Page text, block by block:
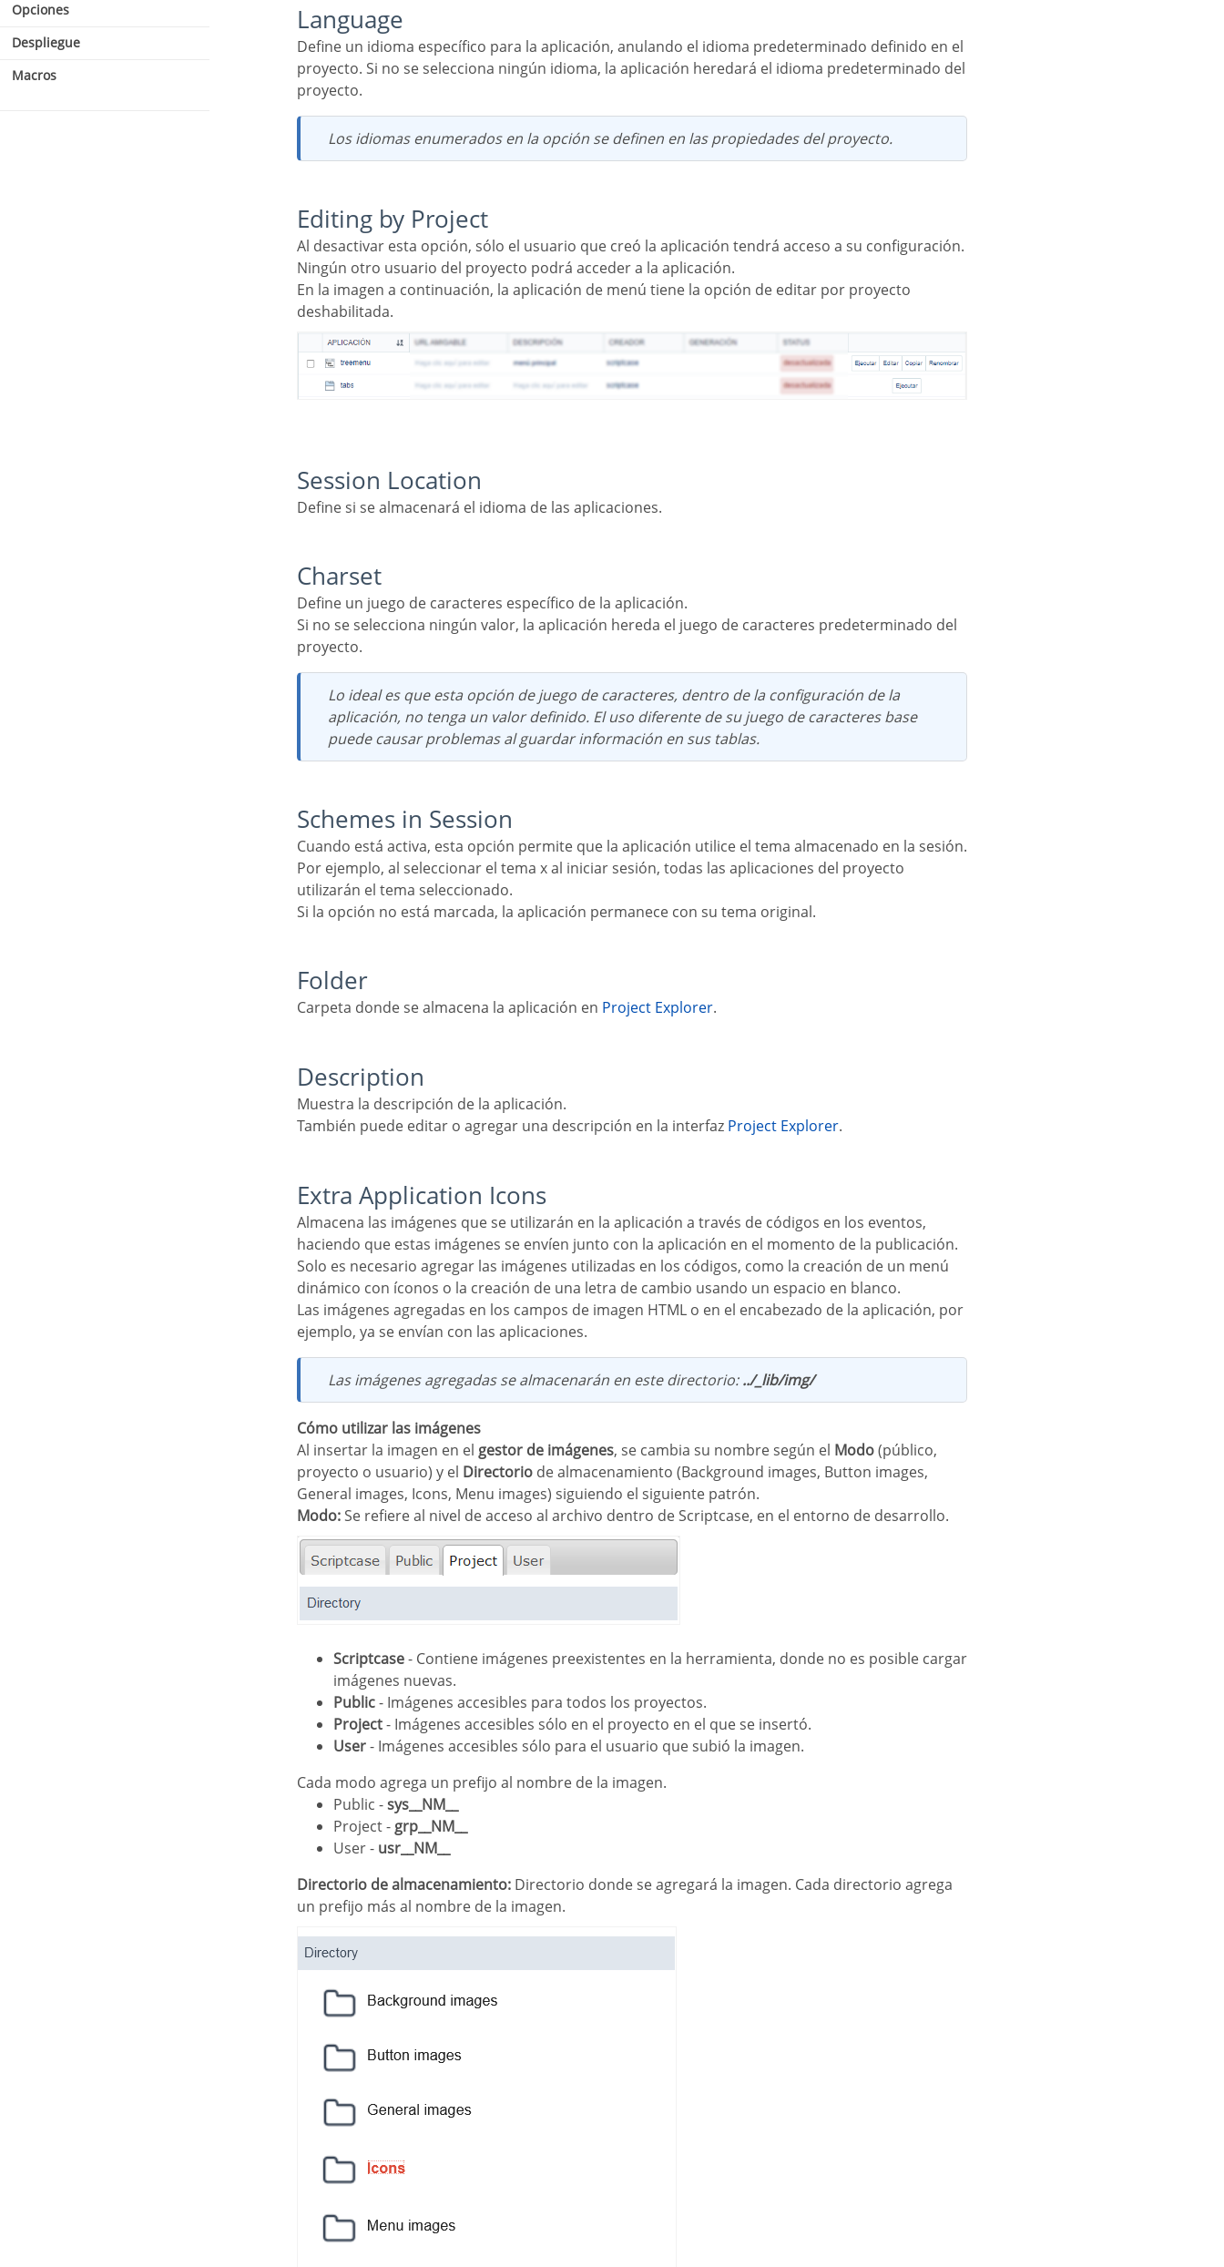
Opciones
Despliegue
Macros
Language
Define un idioma específico para la aplicación, anulando el idioma predeterminado definido en el
proyecto. Si no se selecciona ningún idioma, la aplicación heredará el idioma predeterminado del
proyecto.
Los idiomas enumerados en la opción se definen en las propiedades del proyecto.
Editing by Project
Al desactivar esta opción, sólo el usuario que creó la aplicación tendrá acceso a su configuración.
Ningún otro usuario del proyecto podrá acceder a la aplicación.
En la imagen a continuación, la aplicación de menú tiene la opción de editar por proyecto
deshabilitada.
Session Location
Define si se almacenará el idioma de las aplicaciones.
Charset
Define un juego de caracteres específico de la aplicación.
Si no se selecciona ningún valor, la aplicación hereda el juego de caracteres predeterminado del
proyecto.
Lo ideal es que esta opción de juego de caracteres, dentro de la configuración de la
aplicación, no tenga un valor definido. El uso diferente de su juego de caracteres base
puede causar problemas al guardar información en sus tablas.
Schemes in Session
Cuando está activa, esta opción permite que la aplicación utilice el tema almacenado en la sesión.
Por ejemplo, al seleccionar el tema x al iniciar sesión, todas las aplicaciones del proyecto
utilizarán el tema seleccionado.
Si la opción no está marcada, la aplicación permanece con su tema original.
Folder
Carpeta donde se almacena la aplicación en Project Explorer.
Description
Muestra la descripción de la aplicación.
También puede editar o agregar una descripción en la interfaz
Project Explorer.
Extra Application Icons
Almacena las imágenes que se utilizarán en la aplicación a través de códigos en los eventos,
haciendo que estas imágenes se envíen junto con la aplicación en el momento de la publicación.
Solo es necesario agregar las imágenes utilizadas en los códigos, como la creación de un menú
dinámico con íconos o la creación de una letra de cambio usando un espacio en blanco.
Las imágenes agregadas en los campos de imagen HTML o en el encabezado de la aplicación, por
ejemplo, ya se envían con las aplicaciones.
Las imágenes agregadas se almacenarán en este directorio:../_lib/img/
Cómo utilizar las imágenes
Al insertar la imagen en el gestor de imágenes, se cambia su nombre según el Modo(público,
proyecto o usuario) y el Directorio de almacenamiento (Background images, Button images,
General images, Icons, Menu images) siguiendo el siguiente patrón.
Modo:Se refiere al nivel de acceso al archivo dentro de Scriptcase, en el entorno de desarrollo.
Scriptcase- Contiene imágenes preexistentes en la herramienta, donde no es posible cargar
imágenes nuevas.
Public- Imágenes accesibles para todos los proyectos.
Project- Imágenes accesibles sólo en el proyecto en el que se insertó.
User- Imágenes accesibles sólo para el usuario que subió la imagen.
Cada modo agrega un prefijo al nombre de la imagen.
Public -sys__NM__
Project - grp__NM__
User - usr__NM__
Directorio de almacenamiento: Directorio donde se agregará la imagen. Cada directorio agrega
un prefijo más al nombre de la imagen.